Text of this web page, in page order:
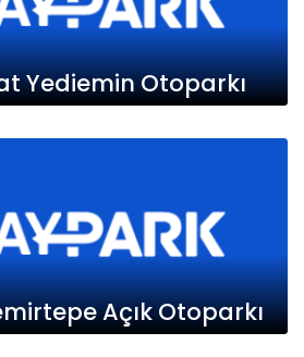
Yediemin Otoparkı
Açık Otoparkı